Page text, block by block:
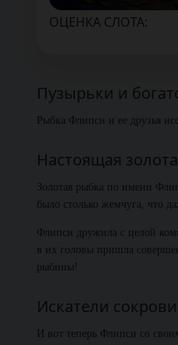
ОЦЕНКА СЛОТА:
Пузырьки и
Рыбка Флипси и ее друзья
Настоящая
Золотая рыбка по имени
было столько жемчуга, что
Флипси дружила с целой
в их головы пришла
рыбины!
Искатели
И вот теперь Флипси со